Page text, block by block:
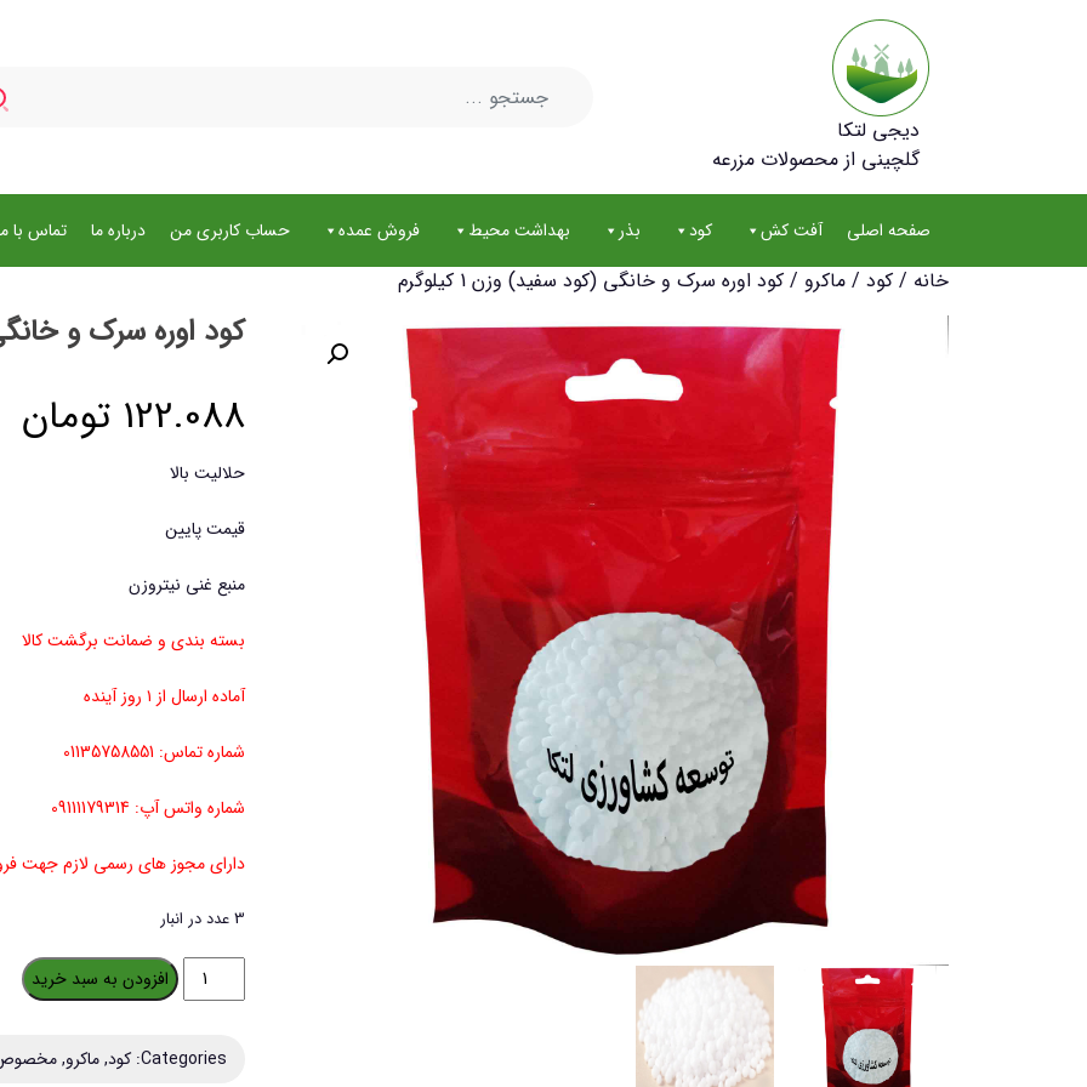
دیجی لتکا
گلچینی از محصولات مزرعه
صفحه اصلی آفت کش کود بذر بهداشت محیط فروش عمده حساب کاربری من درباره ما تماس با
خانه / کود / ماکرو / کود اوره سرک و خانگی (کود سفید) وزن 1 کیلوگرم
کود اوره سرک و خانگی
122.088 تومان
حلالیت بالا
قیمت پایین
منبع غنی نیتروزن
بسته بندی و ضمانت برگشت کالا
آماده ارسال از ۱ روز آینده
شماره تماس: 01135758551
شماره واتس آپ: 09111179314
دارای مجوز های رسمی لازم جهت
3 عدد در انبار
افزودن به سبد خرید
Categories: کود,ماکرو,مخصوص